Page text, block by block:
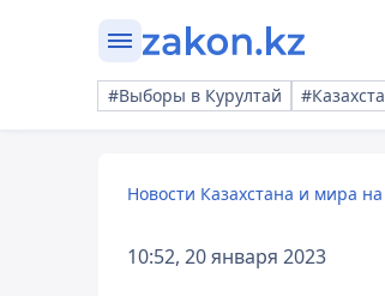
#Выборы в Курултай
Новости Казахстана и мира на
10:52, 20 января 2023